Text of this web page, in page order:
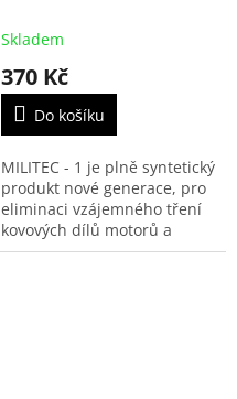
Skladem
370 Kč
Do košíku
MILITEC - 1 je plně syntetický
produkt nové generace, pro
eliminaci vzájemného tření
kovových dílů motorů a
strojních zařízení. Možnost